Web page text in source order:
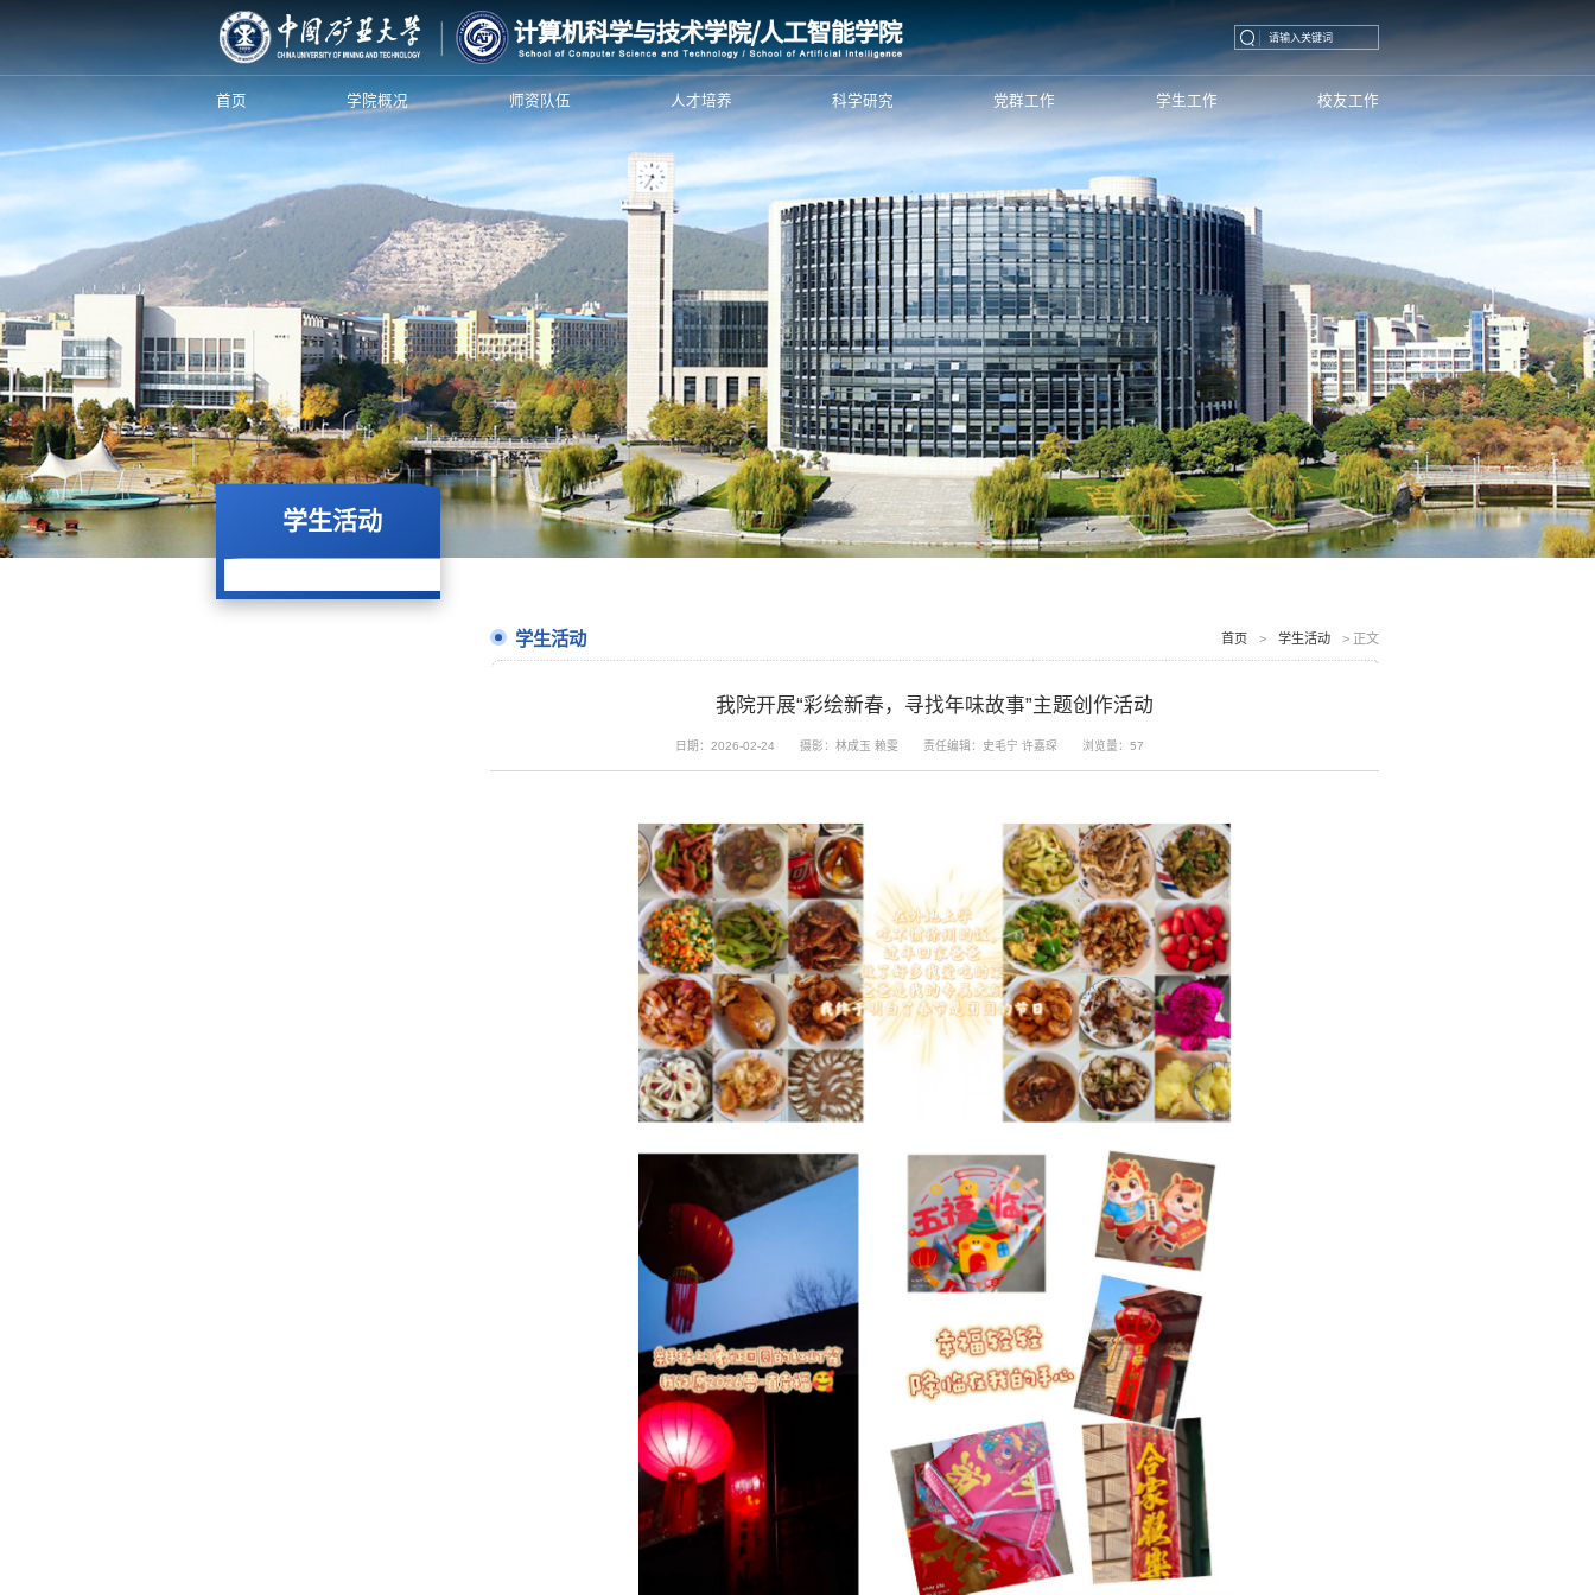
首页 学院概况 师资队伍 人才培养 科学研究 党群工作 学生工作 校友工作
学生活动
学生活动 首页 > 学生活动 > 正文
我院开展“彩绘新春，寻找年味故事”主题创作活动
日期：2026-02-24 摄影：林成玉 赖雯 责任编辑：史毛宁 许嘉琛 浏览量： 57